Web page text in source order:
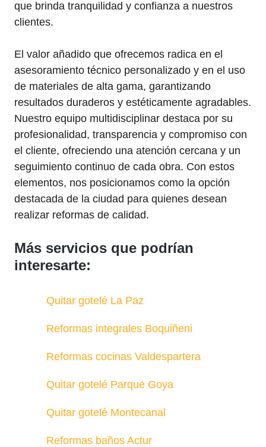
que brinda tranquilidad y confianza a nuestros
clientes.
El valor añadido que ofrecemos radica en el
asesoramiento técnico personalizado y en el uso
de materiales de alta gama, garantizando
resultados duraderos y estéticamente agradables.
Nuestro equipo multidisciplinar destaca por su
profesionalidad, transparencia y compromiso con
el cliente, ofreciendo una atención cercana y un
seguimiento continuo de cada obra. Con estos
elementos, nos posicionamos como la opción
destacada de la ciudad para quienes desean
realizar reformas de calidad.
Más servicios que podrían
interesarte:
Quitar gotelé La Paz
Reformas integrales Boquiñeni
Reformas cocinas Valdespartera
Quitar gotelé Parque Goya
Quitar gotelé Montecanal
Reformas baños Actur